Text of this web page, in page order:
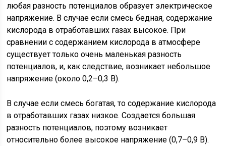
любая разность потенциалов образует электрическое
напряжение. В случае если смесь бедная, содержание
кислорода в отработавших газах высокое. При
сравнении с содержанием кислорода в атмосфере
существует только очень маленькая разность
потенциалов, и, как следствие, возникает небольшое
напряжение (около 0,2–0,3 В).
В случае если смесь богатая, то содержание кислорода
в отработавших газах низкое. Создается большая
разность потенциалов, поэтому возникает
относительно более высокое напряжение (0,7–0,9 В).